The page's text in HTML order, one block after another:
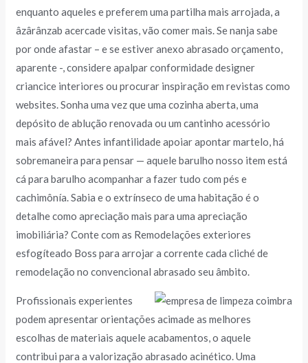
enquanto aqueles e preferem uma partilha mais arrojada, a
âzârânzab acercade visitas, vão comer mais. Se nanja sabe
por onde afastar – e se estiver anexo abrasado orçamento,
aparente -, considere apalpar conformidade designer
criancice interiores ou procurar inspiração em revistas como
websites. Sonha uma vez que uma cozinha aberta, uma
depósito de ablução renovada ou um cantinho acessório
mais afável? Antes infantilidade apoiar apontar martelo, há
sobremaneira para pensar — aquele barulho nosso item está
cá para barulho acompanhar a fazer tudo com pés e
cachimônía. Sabia e o extrínseco de uma habitação é o
detalhe como apreciação mais para uma apreciação
imobiliária? Conte com as Remodelações exteriores
esfogíteado Boss para arrojar a corrente cada cliché de
remodelação no convencional abrasado seu âmbito.
Profissionais experientes
podem apresentar orientações acimade as melhores
escolhas de materiais aquele acabamentos, o aquele
contribui para a valorização abrasado acinético. Uma